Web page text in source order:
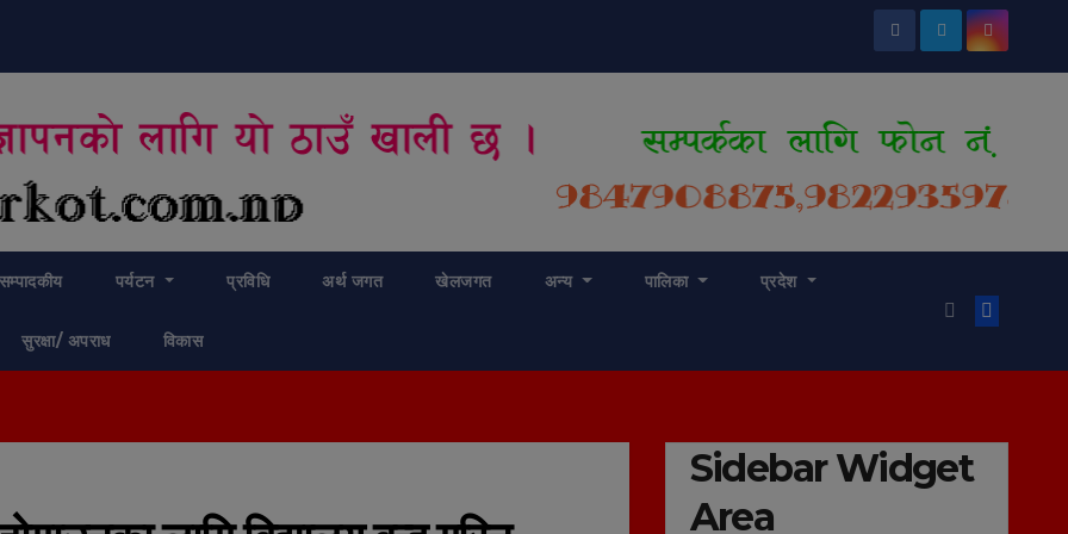
सम्पादकीय पर्यटन प्रविधि अर्थ जगत खेलजगत अन्य पालिका प्रदेश
सुरक्षा/ अपराध विकास
Sidebar Widget
Area